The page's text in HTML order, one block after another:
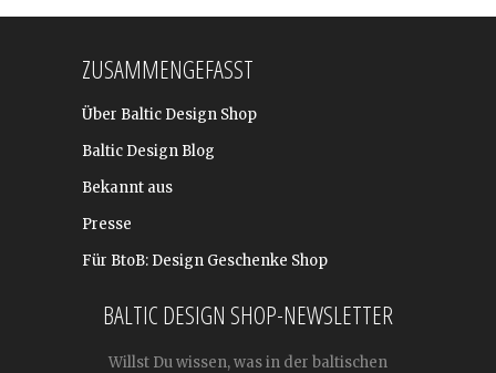
ZUSAMMENGEFASST
Über Baltic Design Shop
Baltic Design Blog
Bekannt aus
Presse
Für BtoB: Design Geschenke Shop
BALTIC DESIGN SHOP-NEWSLETTER
Willst Du wissen, was in der baltischen